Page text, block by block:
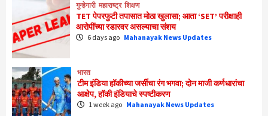
गुन्हेगारी महाराष्ट्र शिक्षण
TET पेपरफुटी तपासात मोठा खुलासा; आता ‘SET’ परीक्षाही
आरोपींच्या रडारवर असल्याचा संशय
6 days ago Mahanayak News Updates
भारत
टीम इंडिया हॉकीच्या जर्सीचा रंग भगवा; दोन माजी कर्णधारांचा
आक्षेप, हॉकी इंडियाचे स्पष्टीकरण
1 week ago Mahanayak News Updates